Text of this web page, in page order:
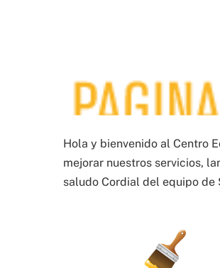
Hola y bienvenido al Centro
mejorar nuestros servicios,
saludo Cordial del equipo de